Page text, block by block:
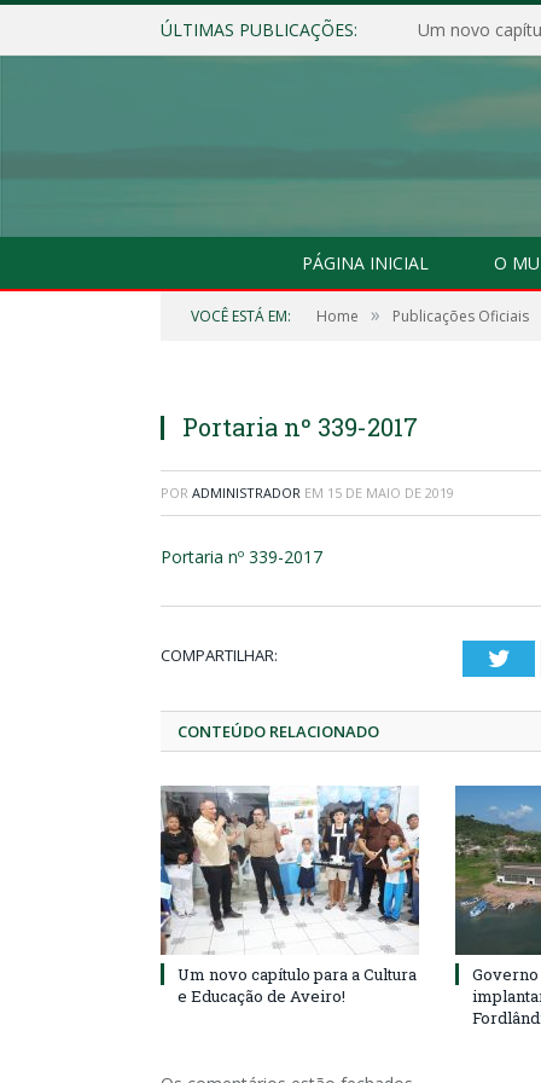
ÚLTIMAS PUBLICAÇÕES: Um novo
PÁGINA INICIAL O
VOCÊ ESTÁ EM: Home » Publicações Oficiais
Portaria nº 339-2017
POR ADMINISTRADOR EM 15 DE MAIO DE 2019
Portaria nº 339-2017
COMPARTILHAR:
CONTEÚDO RELACIONADO
Um novo capítulo para a Cultura
e Educação de Aveiro!